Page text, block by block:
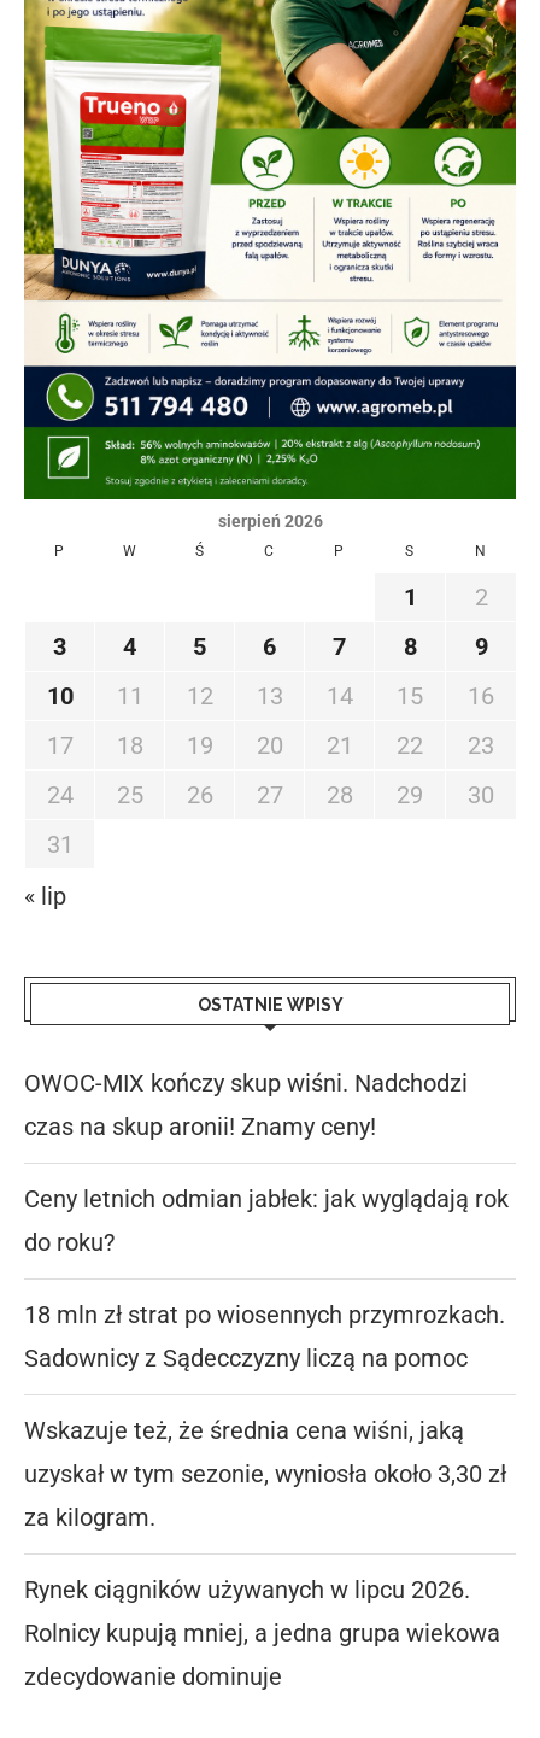
sierpień 2026
P W Ś C P S N
1
2
3
4 5 6 7 8
9
10
11 12 13 14 15
16
17
18 19 20 21 22
23
24
25 26 27 28 29
30
31
« lip
OSTATNIE WPISY
OWOC-MIX kończy skup wiśni. Nadchodzi
czas na skup aronii! Znamy ceny!
Ceny letnich odmian jabłek: jak wyglądają rok
do roku?
18 mln zł strat po wiosennych przymrozkach.
Sadownicy z Sądecczyzny liczą na pomoc
Wskazuje też, że średnia cena wiśni, jaką
uzyskał w tym sezonie, wyniosła około 3,30 zł
za kilogram.
Rynek ciągników używanych w lipcu 2026.
Rolnicy kupują mniej, a jedna grupa wiekowa
zdecydowanie dominuje